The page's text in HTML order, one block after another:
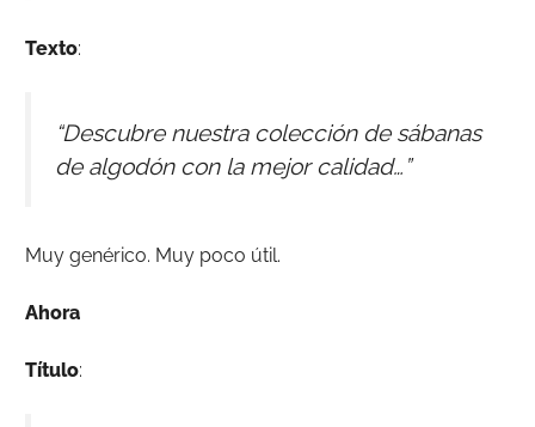
Texto:
“Descubre nuestra colección de sábanas
de algodón con la mejor calidad…”
Muy genérico. Muy poco útil.
Ahora
Título: